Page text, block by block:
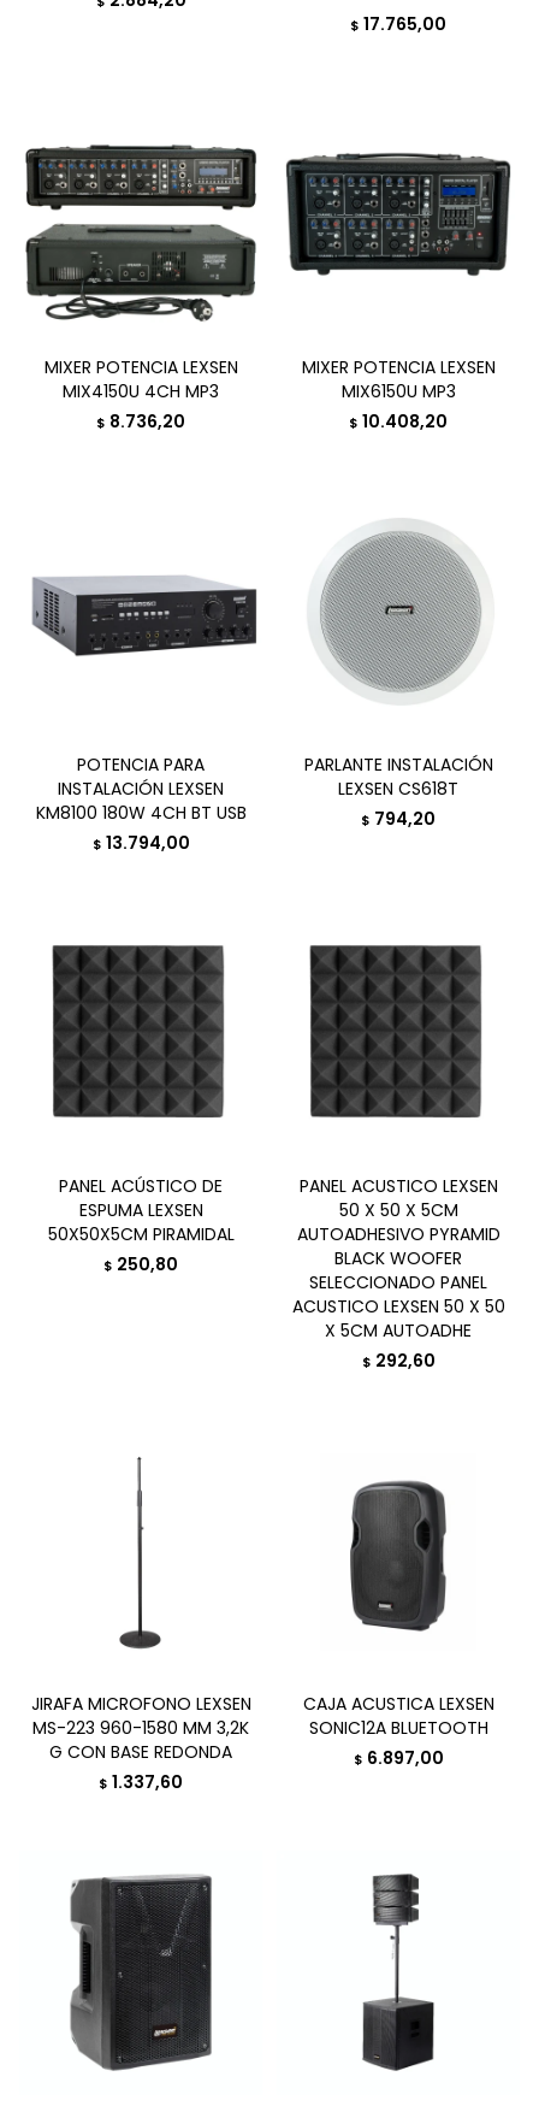
$ 17.765,00
MIXER POTENCIA LEXSEN
MIX4150U 4CH MP3
$ 8.736,20
MIXER POTENCIA LEXSEN
MIX6150U MP3
$ 10.408,20
POTENCIA PARA
INSTALACIÓN LEXSEN
KM8100 180W 4CH BT USB
$ 13.794,00
PARLANTE INSTALACIÓN
LEXSEN CS618T
$ 794,20
PANEL ACÚSTICO DE
ESPUMA LEXSEN
50X50X5CM PIRAMIDAL
$ 250,80
PANEL ACUSTICO LEXSEN
50 X 50 X 5CM
AUTOADHESIVO PYRAMID
BLACK WOOFER
SELECCIONADO PANEL
ACUSTICO LEXSEN 50 X 50
X 5CM AUTOADHE
$ 292,60
JIRAFA MICROFONO LEXSEN
MS-223 960-1580 MM 3,2K
G CON BASE REDONDA
$ 1.337,60
CAJA ACUSTICA LEXSEN
SONIC12A BLUETOOTH
$ 6.897,00